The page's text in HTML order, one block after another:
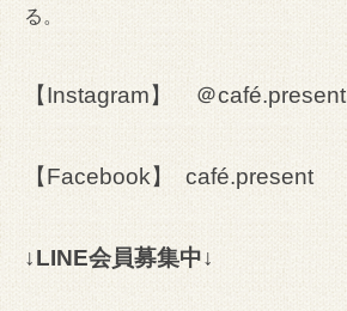
る。
【Instagram】 ＠café.present
【Facebook】 café.present
↓LINE会員募集中↓